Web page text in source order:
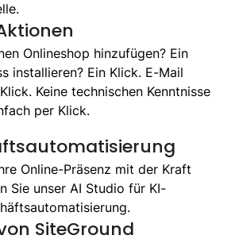
Onlineshop hinzufügen? Ein
installieren? Ein Klick. E-Mail
Keine technischen Kenntnisse
per Klick.
Online-Präsenz mit der Kraft
Sie unser AI Studio für KI-
SiteGround